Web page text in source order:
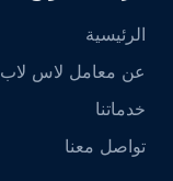
الرئيسية
عن معامل لاس لاب
خدماتنا
تواصل معنا